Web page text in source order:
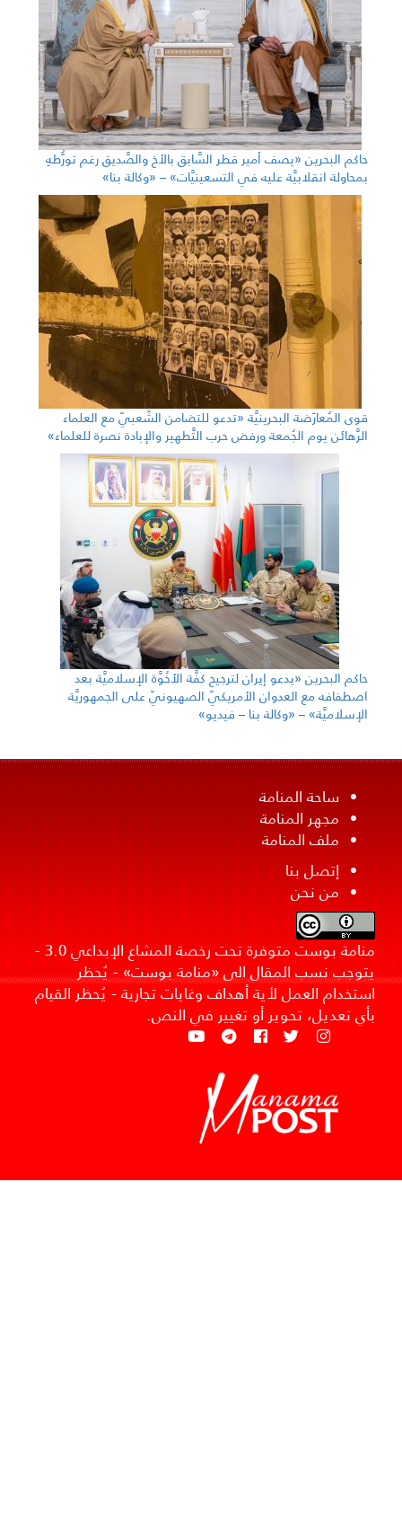
حاكم البحرين «يصف أمير قطر السَّابق بالأخ والصَّديق رغم تورُّطهِ
بمحاولة انقلابيَّة عليه في التسعينيَّات» – «وكالة بنا»
قوى المُعارَضة البحرينيَّة «تدعو للتضامن الشّعبيّ مع العلماء
الرَّهائن يوم الجُمعة ورفض حرب التَّطهير والإبادة نصرة للعلماء»
حاكم البحرين «يدعو إيران لترجيح كفَّة الأخُوَّة الإسلاميَّة بعد
اصطفافه مع العدوان الأمريكيّ الصهيونيّ على الجمهوريَّة
الإسلاميَّة» – «وكالة بنا – فيديو»
ساحة المنامة
مجهر المنامة
ملف المنامة
إتصل بنا
من نحن
منامة بوست متوفرة تحت رخصة المشاع الإبداعي 3.0 -
يتوجب نسب المقال الى «منامة بوست» - يُحظر
استخدام العمل لأية أهداف وغايات تجارية - يُحظر القيام
بأي تعديل، تحوير أو تغيير في النص.